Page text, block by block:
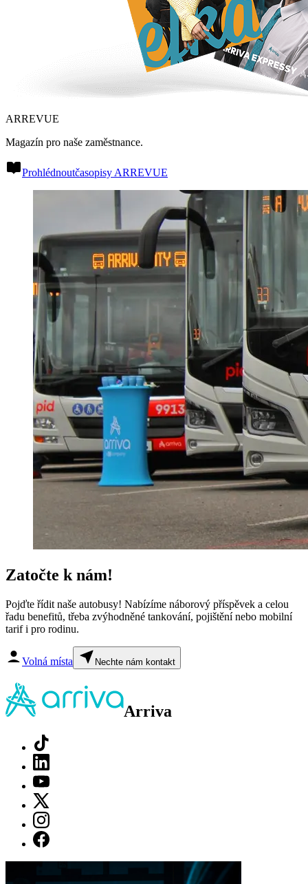
ARREVUE
Magazín pro naše zaměstnance.
Prohlédnoutčasopisy ARREVUE
Zatočte k nám!
Pojďte řídit naše autobusy! Nabízíme náborový příspěvek a celou
řadu benefitů, třeba zvýhodněné tankování, pojištění nebo mobilní
tarif i pro rodinu.
Volná místa Nechte nám kontakt
Arriva